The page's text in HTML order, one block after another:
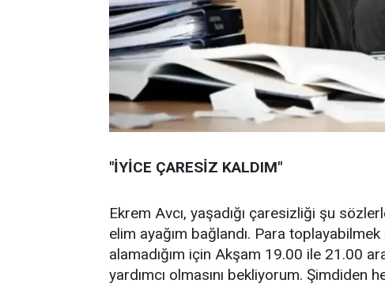
"İYİCE ÇARESİZ KALDIM"
Ekrem Avcı, yaşadığı çaresizliği şu
elim ayağım bağlandı. Para
alamadığım için Akşam 19.00 ile 21.00
yardımcı olmasını bekliyorum. Şimdiden